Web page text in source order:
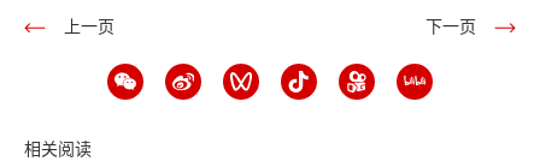
上一页 下一页
相关阅读